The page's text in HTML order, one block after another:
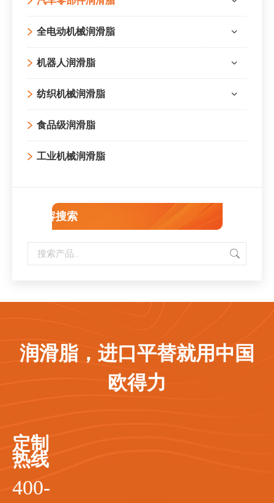
全电动机械润滑脂
机器人润滑脂
纺织机械润滑脂
食品级润滑脂
工业机械润滑脂
内容搜索
润滑脂，进口平替就用中国
欧得力
定制
热线
400-